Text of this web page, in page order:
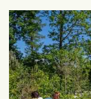
AFTRYK Festival,
september 2026.